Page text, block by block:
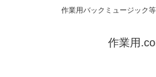
作業用バックミュージック
作業用